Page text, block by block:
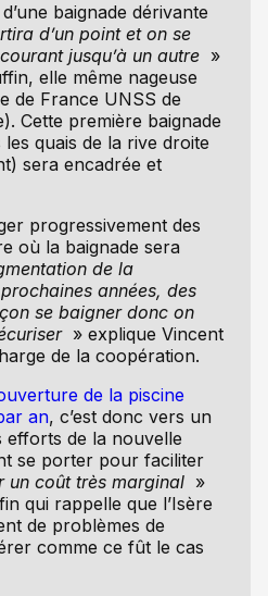
baignade dérivante
d’un point et on se
jusqu’à un autre»
elle même nageuse
de France UNSS de
Cette première baignade
quais de la rive droite
sera encadrée et
progressivement des
où la baignade sera
de la
années, des
se baigner donc on
» explique Vincent
de la coopération.
de la piscine
an, c’est donc vers un
efforts de la nouvelle
se porter pour faciliter
un coût très marginal »
qui rappelle que l’Isère
de problèmes de
comme ce fût le cas